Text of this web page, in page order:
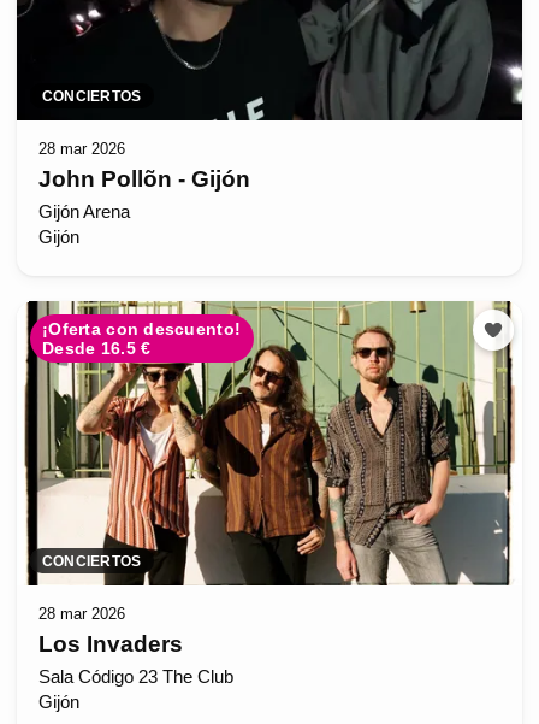
CONCIERTOS
28 mar 2026
John Pollõn - Gijón
Gijón Arena
Gijón
¡Oferta con descuento!
Desde 16.5 €
CONCIERTOS
28 mar 2026
Los Invaders
Sala Código 23 The Club
Gijón